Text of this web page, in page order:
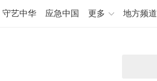
守艺中华 应急中国 更多 地方频道